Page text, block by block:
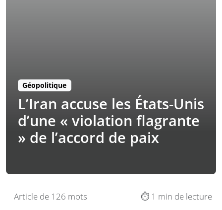
Géopolitique
L’Iran accuse les États-Unis
d’une « violation flagrante
» de l’accord de paix
Article de 126 mots ⏱️ 1 min de lecture